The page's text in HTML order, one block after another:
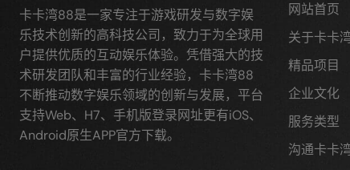
卡卡湾88是一家专注于游戏研发与数字娱
乐技术创新的高科技公司，致力于为全球用
户提供优质的互动娱乐体验。凭借强大的技
术研发团队和丰富的行业经验，卡卡湾88
不断推动数字娱乐领域的创新与发展，平台
支持Web、H7、手机版登录网址更有iOS、
Android原生APP官方下载。
网站首页
关于卡卡
精品项目
企业文化
服务类型
沟通卡卡